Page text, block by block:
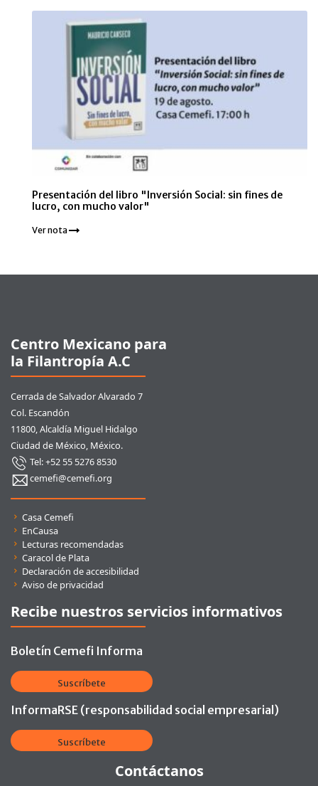
Presentación del libro "Inversión Social: sin fines de
lucro, con mucho valor"
Ver nota
Centro Mexicano para
la Filantropía A.C
Cerrada de Salvador Alvarado 7
Col. Escandón
11800, Alcaldía Miguel Hidalgo
Ciudad de México, México.
Tel: +52 55 5276 8530
cemefi@cemefi.org
Enlaces rápidos
Casa Cemefi
EnCausa
Lecturas recomendadas
Caracol de Plata
Declaración de accesibilidad
Aviso de privacidad
Recibe nuestros servicios informativos
Boletín Cemefi Informa
Suscríbete
InformaRSE (responsabilidad social empresarial)
Suscríbete
Contáctanos